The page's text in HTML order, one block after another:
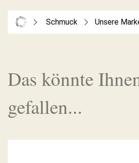
Schmuck Unsere
Das könnte
gefallen...